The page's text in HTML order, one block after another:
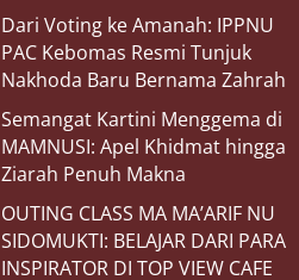
Dari Voting ke Amanah: IPPNU
PAC Kebomas Resmi Tunjuk
Nakhoda Baru Bernama Zahrah
Semangat Kartini Menggema di
MAMNUSI: Apel Khidmat hingga
Ziarah Penuh Makna
OUTING CLASS MA MA’ARIF NU
SIDOMUKTI: BELAJAR DARI PARA
INSPIRATOR DI TOP VIEW CAFE